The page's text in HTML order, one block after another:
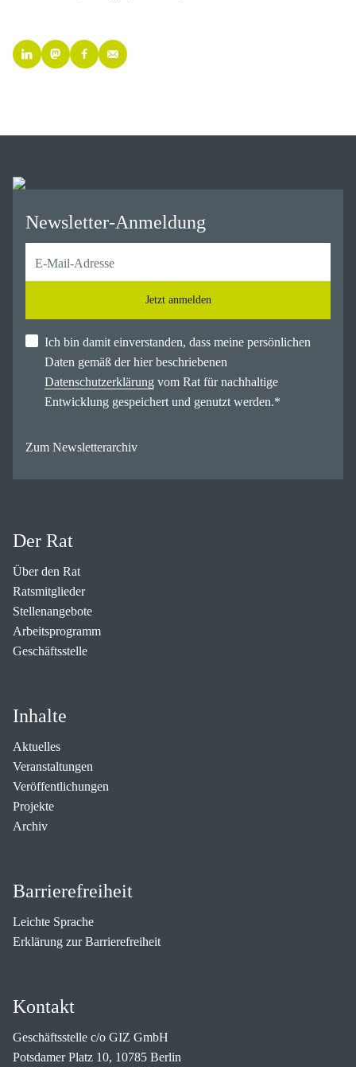
Newsletter-Anmeldung
Jetzt anmelden
Ich bin damit einverstanden, dass meine persönlichen
Daten gemäß der hier beschriebenen
Datenschutzerklärung vom Rat für nachhaltige
Entwicklung gespeichert und genutzt werden.*
Zum Newsletterarchiv
Der Rat
Über den Rat
Ratsmitglieder
Stellenangebote
Arbeitsprogramm
Geschäftsstelle
Inhalte
Aktuelles
Veranstaltungen
Veröffentlichungen
Projekte
Archiv
Barrierefreiheit
Leichte Sprache
Erklärung zur Barrierefreiheit
Kontakt
Geschäftsstelle c/o GIZ GmbH
Potsdamer Platz 10, 10785 Berlin